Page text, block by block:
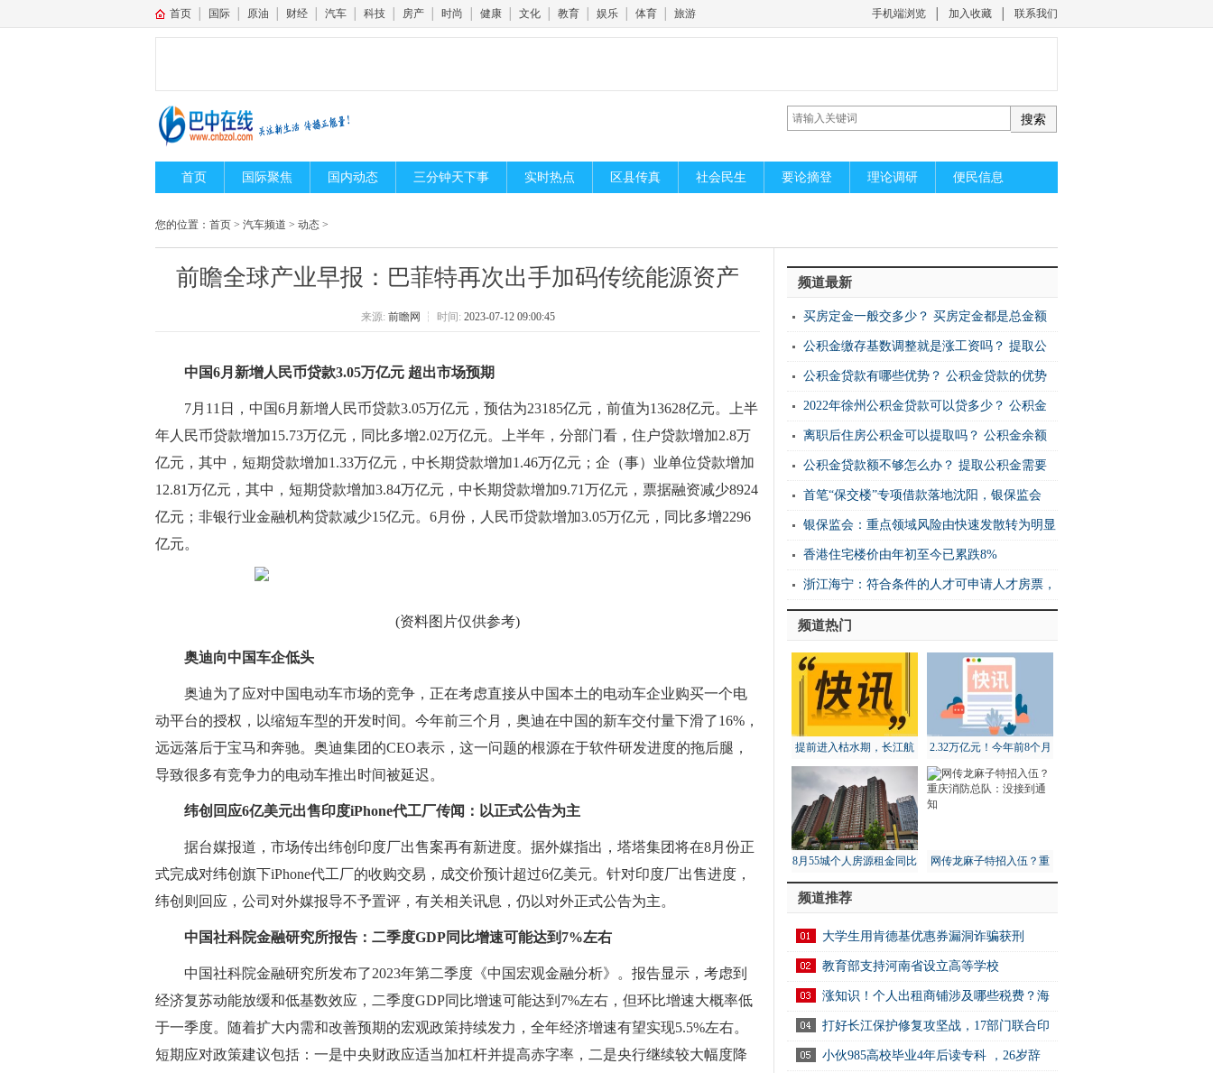
首页 国际 原油 财经 汽车 科技 房产 时尚 健康 文化 教育 娱乐 体育 旅游 手机端浏览 加入收藏 联系我们
首页 国际聚焦 国内动态 三分钟天下事 实时热点 区县传真 社会民生 要论摘登 理论调研 便民信息
您的位置： 首页 > 汽车频道 > 动态 >
前瞻全球产业早报：巴菲特再次出手加码传统能源资产
来源: 前瞻网 ┆ 时间: 2023-07-12 09:00:45
中国6月新增人民币贷款3.05万亿元 超出市场预期
7月11日，中国6月新增人民币贷款3.05万亿元，预估为23185亿元，前值为13628亿元。上半
年人民币贷款增加15.73万亿元，同比多增2.02万亿元。上半年，分部门看，住户贷款增加2.8万
亿元，其中，短期贷款增加1.33万亿元，中长期贷款增加1.46万亿元；企（事）业单位贷款增加
12.81万亿元，其中，短期贷款增加3.84万亿元，中长期贷款增加9.71万亿元，票据融资减少8924
亿元；非银行业金融机构贷款减少15亿元。6月份，人民币贷款增加3.05万亿元，同比多增2296
亿元。
(资料图片仅供参考)
奥迪向中国车企低头
奥迪为了应对中国电动车市场的竞争，正在考虑直接从中国本土的电动车企业购买一个电
动平台的授权，以缩短车型的开发时间。今年前三个月，奥迪在中国的新车交付量下滑了16%，
远远落后于宝马和奔驰。奥迪集团的CEO表示，这一问题的根源在于软件研发进度的拖后腿，
导致很多有竞争力的电动车推出时间被延迟。
纬创回应6亿美元出售印度iPhone代工厂传闻：以正式公告为主
据台媒报道，市场传出纬创印度厂出售案再有新进度。据外媒指出，塔塔集团将在8月份正
式完成对纬创旗下iPhone代工厂的收购交易，成交价预计超过6亿美元。针对印度厂出售进度，
纬创则回应，公司对外媒报导不予置评，有关相关讯息，仍以对外正式公告为主。
中国社科院金融研究所报告：二季度GDP同比增速可能达到7%左右
中国社科院金融研究所发布了2023年第二季度《中国宏观金融分析》。报告显示，考虑到
经济复苏动能放缓和低基数效应，二季度GDP同比增速可能达到7%左右，但环比增速大概率低
于一季度。随着扩大内需和改善预期的宏观政策持续发力，全年经济增速有望实现5.5%左右。
短期应对政策建议包括：一是中央财政应适当加杠杆并提高赤字率，二是央行继续较大幅度降
频道最新
买房定金一般交多少？ 买房定金都是总金额
公积金缴存基数调整就是涨工资吗？ 提取公
公积金贷款有哪些优势？ 公积金贷款的优势
2022年徐州公积金贷款可以贷多少？ 公积金
离职后住房公积金可以提取吗？ 公积金余额
公积金贷款额不够怎么办？ 提取公积金需要
首笔“保交楼”专项借款落地沈阳，银保监会
银保监会：重点领域风险由快速发散转为明显
香港住宅楼价由年初至今已累跌8%
浙江海宁：符合条件的人才可申请人才房票，
频道热门
提前进入枯水期，长江航
道局全面部署维护工作
2.32万亿元！今年前8个月
北京地区进出口增长18.3%
8月55城个人房源租金同比
降1%，租赁市场量价齐跌
网传龙麻子特招入伍？重
庆消防总队：没接到通知
频道推荐
大学生用肯德基优惠券漏洞诈骗获刑
教育部支持河南省设立高等学校
涨知识！个人出租商铺涉及哪些税费？海
打好长江保护修复攻坚战，17部门联合印
小伙985高校毕业4年后读专科 ，26岁辞